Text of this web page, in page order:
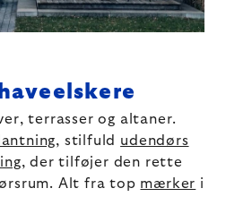
terrasser og altaner.
, stilfuld udendørs
, der tilføjer den rette
Alt fra top mærker i